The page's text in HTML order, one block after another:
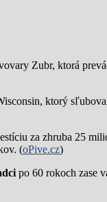
Zubr, ktorá
ktorý
za zhruba 25
(oPive.cz)
po 60 rokoch zase